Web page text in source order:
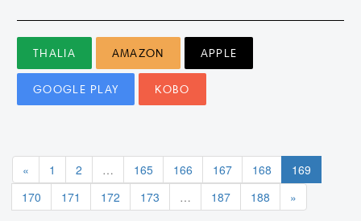
THALIA AMAZON APPLE
GOOGLE PLAY KOBO
« 1 2 … 165 166 167 168
169
170
171 172 173 … 187 188 »